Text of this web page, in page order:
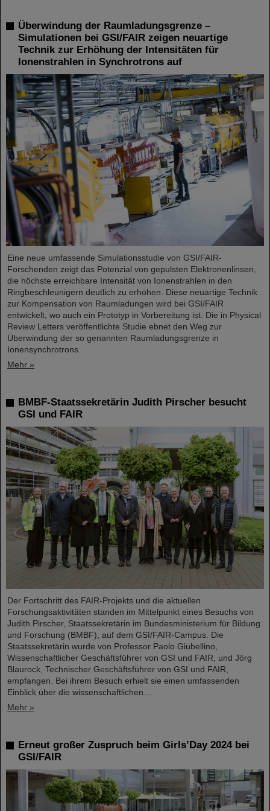
Überwindung der Raumladungsgrenze –
Simulationen bei GSI/FAIR zeigen neuartige
Technik zur Erhöhung der Intensitäten für
Ionenstrahlen in Synchrotrons auf
Eine neue umfassende Simulationsstudie von GSI/FAIR-
Forschenden zeigt das Potenzial von gepulsten Elektronenlinsen,
die höchste erreichbare Intensität von Ionenstrahlen in den
Ringbeschleunigern deutlich zu erhöhen. Diese neuartige Technik
zur Kompensation von Raumladungen wird bei GSI/FAIR
entwickelt, wo auch ein Prototyp in Vorbereitung ist. Die in Physical
Review Letters veröffentlichte Studie ebnet den Weg zur
Überwindung der so genannten Raumladungsgrenze in
Ionensynchrotrons.
Mehr »
BMBF-Staatssekretärin Judith Pirscher besucht
GSI und FAIR
Der Fortschritt des FAIR-Projekts und die aktuellen
Forschungsaktivitäten standen im Mittelpunkt eines Besuchs von
Judith Pirscher, Staatssekretärin im Bundesministerium für Bildung
und Forschung (BMBF), auf dem GSI/FAIR-Campus. Die
Staatssekretärin wurde von Professor Paolo Giubellino,
Wissenschaftlicher Geschäftsführer von GSI und FAIR, und Jörg
Blaurock, Technischer Geschäftsführer von GSI und FAIR,
empfangen. Bei ihrem Besuch erhielt sie einen umfassenden
Einblick über die wissenschaftlichen…
Mehr »
Erneut großer Zuspruch beim Girls’Day 2024 bei
GSI/FAIR